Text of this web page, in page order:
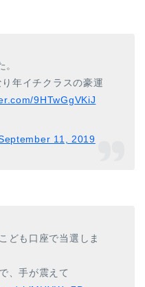
年イチクラスの豪運
9HTwGgVKiJ
11, 2019
ども口座で当選しま
、手が震えて